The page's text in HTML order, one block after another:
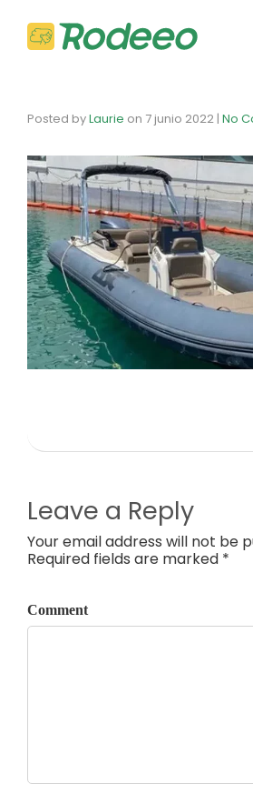
Posted byLaurie on 7 junio 2022 | No
Leave a Reply
Your email address will not be
Required fields are marked *
Comment